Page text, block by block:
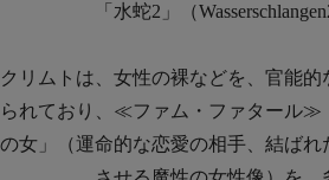
「水蛇2」（
クリムトは、女性の裸などを、官能
られており、≪ファム・ファタール≫
の女」（運命的な恋愛の相手、結ば